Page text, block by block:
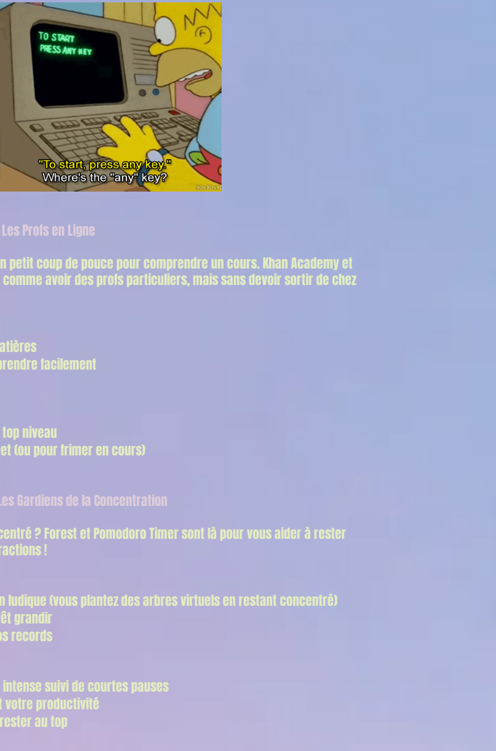
Profs en Ligne
petit coup de pouce pour comprendre un cours. Khan Academy et
comme avoir des profs particuliers, mais sans devoir sortir de chez
facilement
niveau
(ou pour frimer en cours)
Gardiens de la Concentration
? Forest et Pomodoro Timer sont là pour vous aider à rester
!
ludique (vous plantez des arbres virtuels en restant concentré)
grandir
records
suivi de courtes pauses
votre productivité
au top